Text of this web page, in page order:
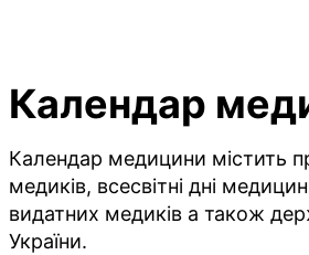
Календар
Календар медицини містить
медиків, всесвітні дні
видатних медиків а також
України.